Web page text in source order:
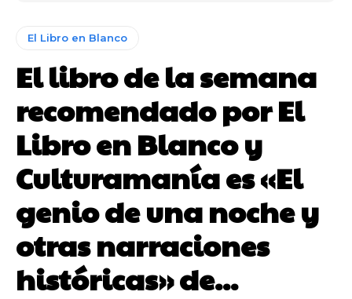
El Libro en Blanco
El libro de la semana
recomendado por El
Libro en Blanco y
Culturamanía es «El
genio de una noche y
otras narraciones
históricas» de...